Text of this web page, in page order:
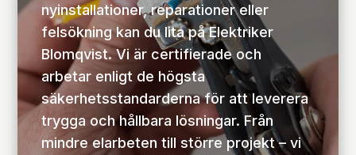
nyinstallationer, reparationer eller
felsökning kan du lita på Elektriker
Blomqvist. Vi är certifierade och
arbetar enligt de högsta
säkerhetsstandarderna för att leverera
trygga och hållbara lösningar. Från
mindre elarbeten till större projekt – vi